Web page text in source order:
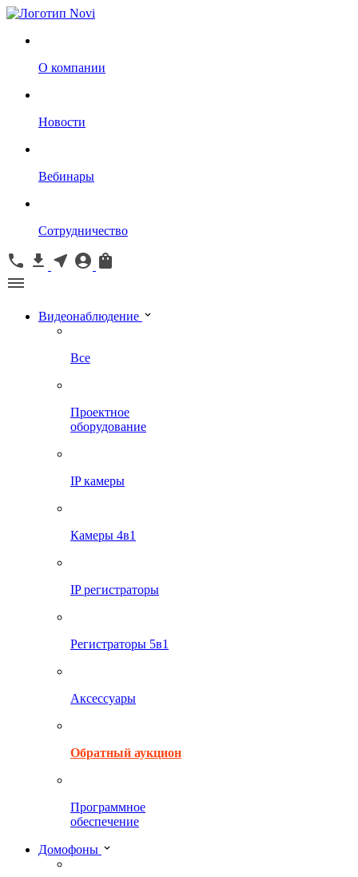
О компании
Новости
Вебинары
Сотрудничество
Видеонаблюдение
Все
Проектное
оборудование
IP камеры
Камеры 4в1
IP регистраторы
Регистраторы 5в1
Аксессуары
Обратный аукцион
Программное
обеспечение
Домофоны